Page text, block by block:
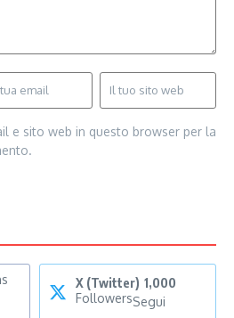
e sito web in questo browser per la
X (Twitter) 1,000
FollowersSegui